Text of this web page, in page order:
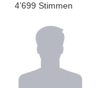
4’699 Stimmen